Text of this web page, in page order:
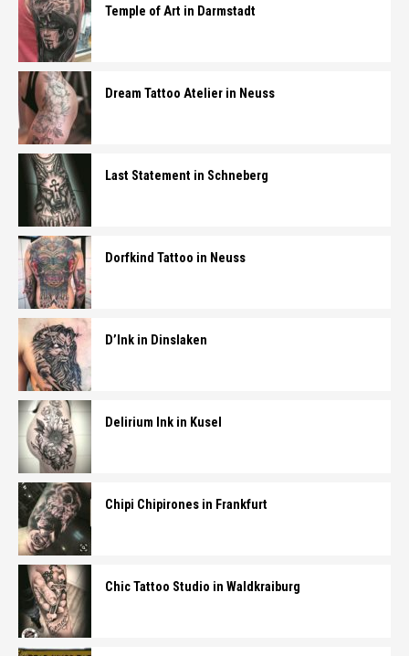
Temple of Art in Darmstadt
Dream Tattoo Atelier in Neuss
Last Statement in Schneberg
Dorfkind Tattoo in Neuss
D’Ink in Dinslaken
Delirium Ink in Kusel
Chipi Chipirones in Frankfurt
Chic Tattoo Studio in Waldkraiburg